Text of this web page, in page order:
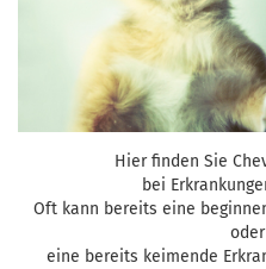
Hier finden Sie
bei
Oft kann bereits eine
eine bereits keimende